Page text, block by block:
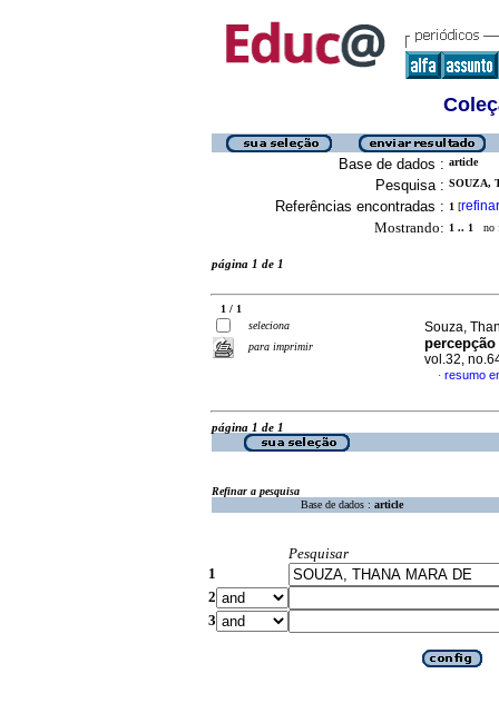
Base de dados : article
Pesquisa : SOUZA,
Referências encontradas : 1 [refinar
Mostrando: 1 .. 1 no
página 1 de 1
1 / 1
seleciona
para imprimir
Souza,
vol.32,
· resumo
página 1 de 1
Refinar a pesquisa
Base de dados : article
Pesquisar
1
2
3